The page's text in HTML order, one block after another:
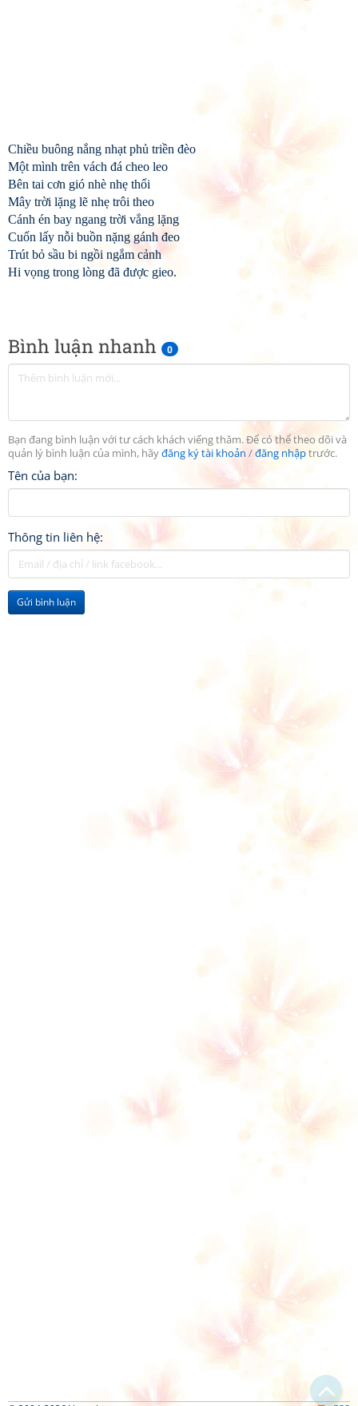
Bình luận nhanh 0
Bạn đang bình luận với tư cách khách viếng thăm. Để có thể theo dõi và
quản lý bình luận của mình, hãyđăng ký tài khoản/đăng nhậptrước.
Tên của bạn:
Thông tin liên hệ:
Gửi bình luận
Chiều buông nắng nhạt phủ triền đèo
Một mình trên vách đá cheo leo
Bên tai cơn gió nhè nhẹ thổi
Mây trời lặng lẽ nhẹ trôi theo
Cánh én bay ngang trời vắng lặng
Cuốn lấy nỗi buồn nặng gánh đeo
Trút bỏ sầu bi ngồi ngắm cảnh
Hi vọng trong lòng đã được gieo.